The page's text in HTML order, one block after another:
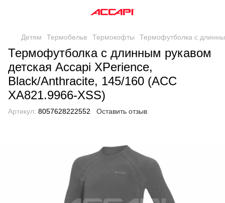
Детям Термобелье Термокофты Термофутболка с
Термофутболка с длинным рукавом
детская Accapi XPerience,
Black/Anthracite, 145/160 (ACC
XА821.9966-XSS)
Артикул: 8057628222552 Оставить отзыв